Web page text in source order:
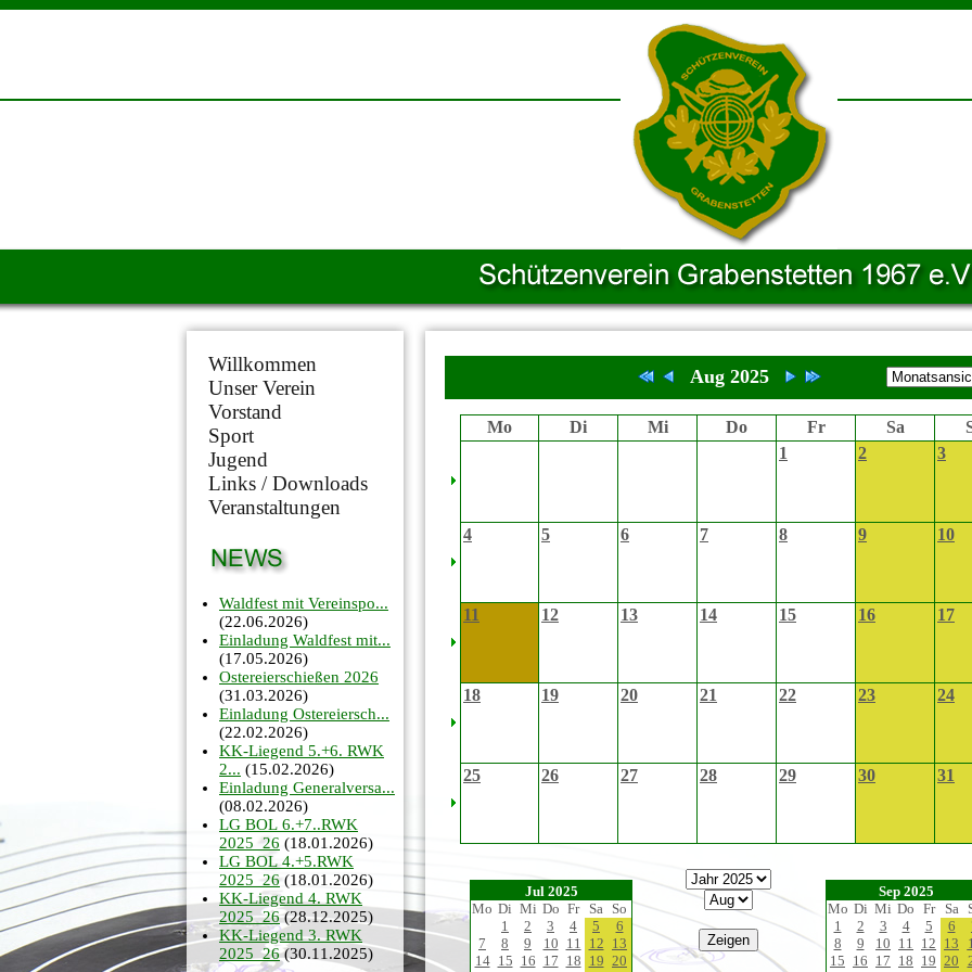
Willkommen
Unser Verein
Vorstand
Sport
Jugend
Links / Downloads
Veranstaltungen
Waldfest mit Vereinspo...
(22.06.2026)
Einladung Waldfest mit...
(17.05.2026)
Ostereierschießen 2026
(31.03.2026)
Einladung Ostereiersch...
(22.02.2026)
KK-Liegend 5.+6. RWK
2... (15.02.2026)
Einladung Generalversa...
(08.02.2026)
LG BOL 6.+7..RWK
2025_26 (18.01.2026)
LG BOL 4.+5.RWK
2025_26 (18.01.2026)
KK-Liegend 4. RWK
2025_26(28.12.2025)
KK-Liegend 3. RWK
2025_26(30.11.2025)
Aug 2025
Mo Di Mi Do Fr Sa
1
2 3
4 5 6 7 8 9 10
11 12 13 14 15 16 17
18 19 20 21 22 23 24
25 26 27 28 29 30 31
Jul 2025
Mo Di Mi Do Fr Sa So
1
2 3 4 5
6
7
8 9 10 11 12 13
14 15 16 17 18 19 20
Sep 2025
Mo Di Mi Do Fr Sa
1
2 3 4 5 6
8
9 10 11 12 13
15 16 17 18 19 20